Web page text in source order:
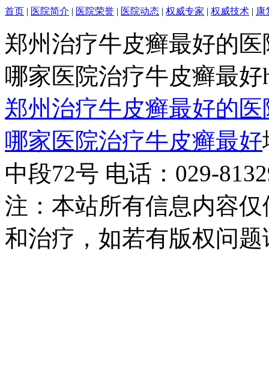
首页 | 医院简介 | 医院荣誉 | 医院动态 | 权威专家 | 权威技术 | 康
郑州治疗牛皮癣最好的
哪家医院治疗牛皮癣最好
郑州治疗牛皮癣最好的
哪家医院治疗牛皮癣最好
中段72号 电话：029-
注：本站所有信息内容
和治疗，如若有版权问